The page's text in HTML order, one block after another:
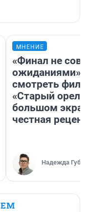
МНЕНИЕ
«Финал не
ожиданиями»:
смотреть
«Старый орел»
большом
честная
Надежда